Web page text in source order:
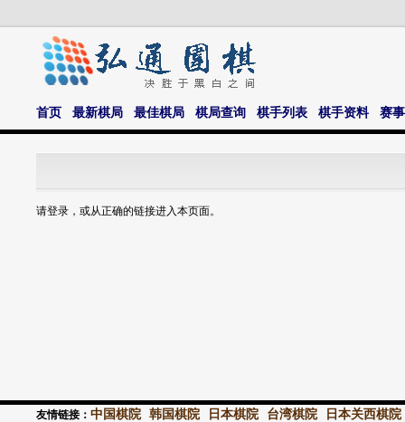
首页 最新棋局 最佳棋局 棋局查询 棋手列表 棋手资料 赛
请登录，或从正确的链接进入本页面。
友情链接： 中国棋院 韩国棋院 日本棋院 台湾棋院 日本关西棋院